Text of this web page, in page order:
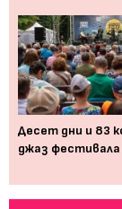
Десет дни и 83
джаз фестивала